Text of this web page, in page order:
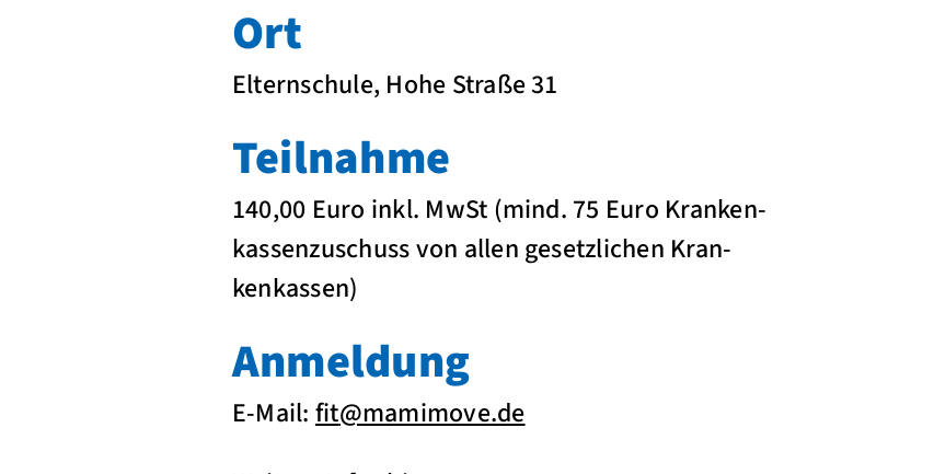
Ort
Elternschule, Hohe Straße 31
Teilnahme
140,00 Euro inkl. MwSt (mind. 75 Euro Kranken-
kassenzuschuss von allen gesetzlichen Kran-
kenkassen)
Anmeldung
E-Mail: fit@mamimove.de